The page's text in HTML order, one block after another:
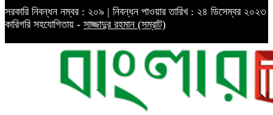
সরকারি নিবন্ধন নম্বর : ২০৯ | নিবন্ধন পাওয়ার তারিখ : ২৪ ডিসেম্বর ২০২৩
কারিগরি সহযোগিতায় - সাজ্জাদুর রহমান (সম্রাট)